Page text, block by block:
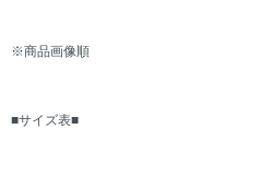
※商品画像順
■サイズ表■